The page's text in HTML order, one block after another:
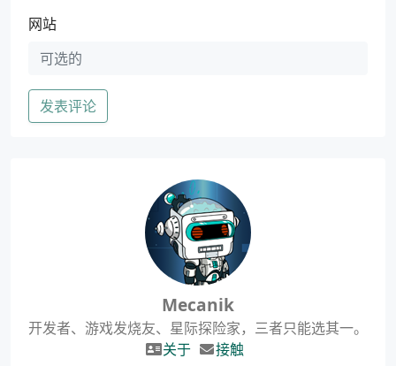
网站
发表评论
Mecanik
开发者、游戏发烧友、星际探险家，三者只能选其一。
关于
接触